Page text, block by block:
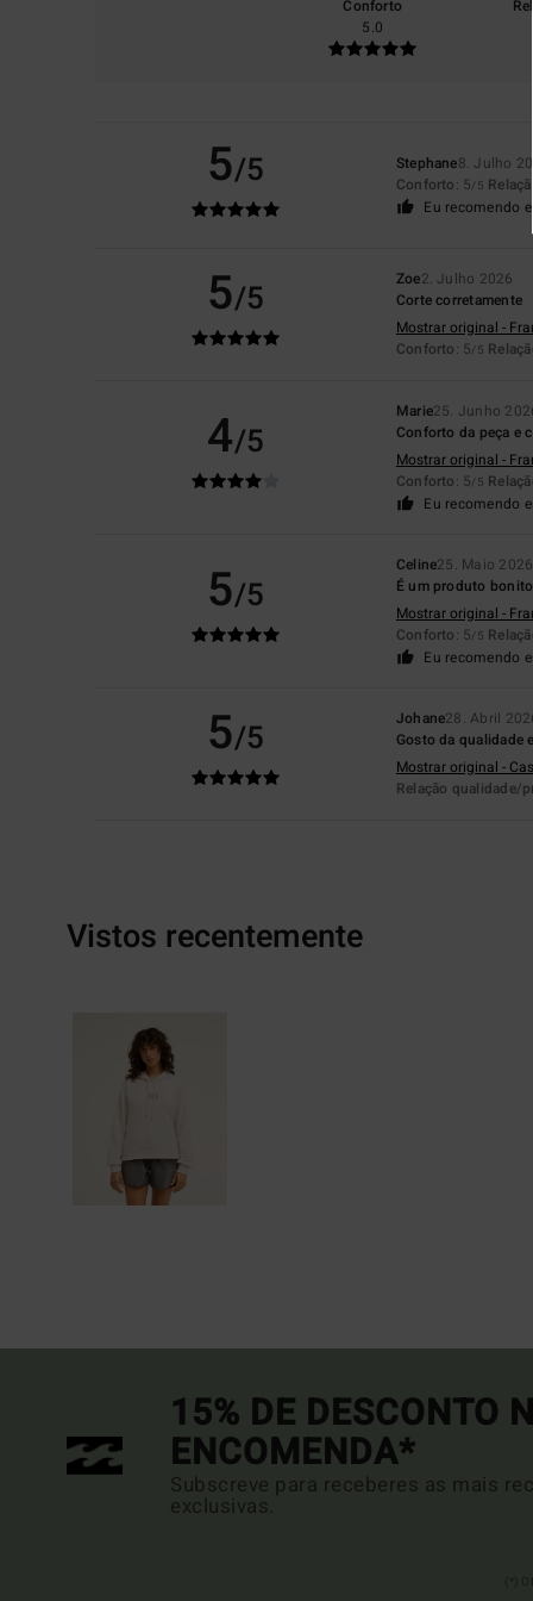
Conforto
5.0
5/5 Stephane8. Julho
Conforto: 5/5
Eu recomendo
5/5 Zoe2. Julho 2026
Corte corretamente
Mostrar original -
Conforto: 5/5
4/5
Marie25. Junho
Conforto da peça e
Mostrar original -
Conforto: 5/5
Eu recomendo
5/5
Celine25. Maio 2026
É um produto bonito
Mostrar original -
Conforto: 5/5
Eu recomendo
5/5 Johane28. Abril
Gosto da qualidade
Mostrar original -
Relação qualidade/
Vistos recentemente
15% DE DESCONTO
ENCOMENDA*
Subscreve para receberes as mais
exclusivas.